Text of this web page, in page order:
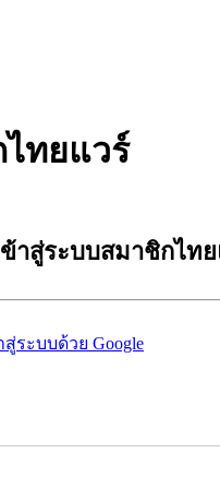
ทยแวร์
ข้าสู่ระบบสมาชิกไท
สู่ระบบด้วย Google